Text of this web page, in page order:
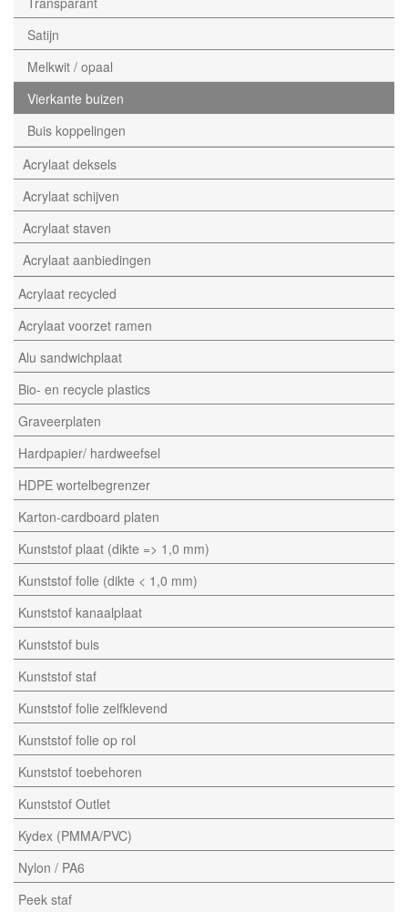
Satijn
Melkwit / opaal
Vierkante buizen
Buis koppelingen
Acrylaat deksels
Acrylaat schijven
Acrylaat staven
Acrylaat aanbiedingen
Acrylaat recycled
Acrylaat voorzet ramen
Alu sandwichplaat
Bio- en recycle plastics
Graveerplaten
Hardpapier/ hardweefsel
HDPE wortelbegrenzer
Karton-cardboard platen
Kunststof plaat (dikte => 1,0 mm)
Kunststof folie (dikte < 1,0 mm)
Kunststof kanaalplaat
Kunststof buis
Kunststof staf
Kunststof folie zelfklevend
Kunststof folie op rol
Kunststof toebehoren
Kunststof Outlet
Kydex (PMMA/PVC)
Nylon / PA6
Peek staf